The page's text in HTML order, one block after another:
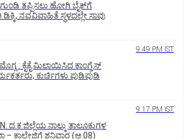
ಗುಂಡಿ ತಪ್ಪಿಸಲು ಹೋಗಿ ಬೈಕ್‌ಗೆ
ಡಿಕ್ಕಿ, ನವವಿವಾಹಿತೆ ಸ್ಥಳದಲ್ಲೇ ಸಾವು
9:49 PM IST
: ಕೈಕೈ ಮಿಲಾಯಿಸಿದ ಕಾಂಗ್ರೆಸ್
ಕುರ್ಚಿಗಳು ಪುಡಿಪುಡಿ
9:17 PM IST
ದ.ಕ ಜಿಲ್ಲೆಯ ನಾಲ್ಕು ತಾಲೂಕುಗಳ
– ಕಾಲೇಜಿಗೆ ಶನಿವಾರ (ಆ.08)